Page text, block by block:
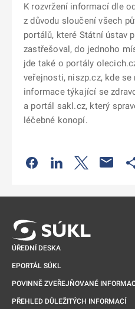
K rozvržení informací dle
z důvodu sloučení všech
portálů, které Státní ústav
zastřešoval, do jednoho
jde také o portály
veřejnosti, niszp.cz, kde se
informace týkající se
a portál sakl.cz, který
léčebné konopí.
Odkaz se otevře na
Odkaz seOdkaz
ÚŘEDNÍ DESKA
EPORTÁL SÚKL
POVINNĚ ZVEŘEJŇOVANÉ
PŘEHLED DŮLEŽITÝCH INFORMACÍ